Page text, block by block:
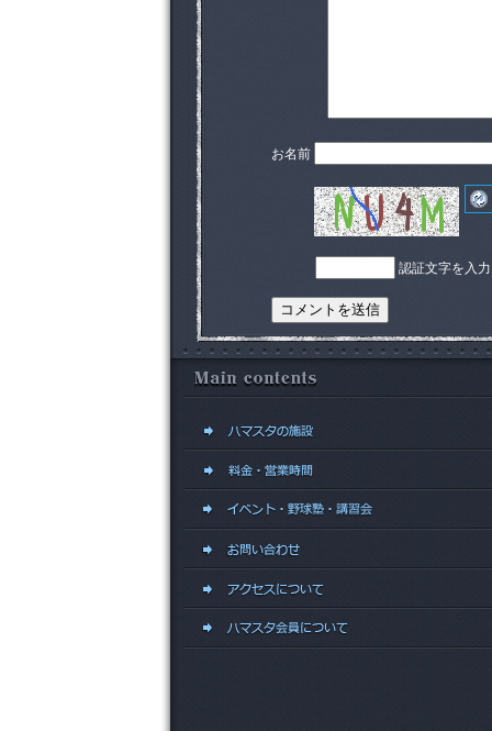
お名前
認証文字を入